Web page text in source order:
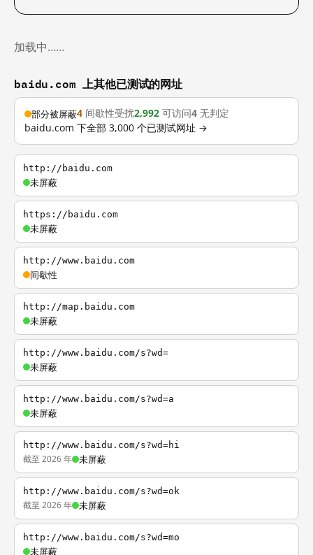
加载中……
baidu.com 上其他已测试的网址
部分被屏蔽4 间歇性受扰2,992 可访问4 无判定
baidu.com 下全部 3,000 个已测试网址 →
http://baidu.com
未屏蔽
https://baidu.com
未屏蔽
http://www.baidu.com
间歇性
http://map.baidu.com
未屏蔽
http://www.baidu.com/s?wd=
未屏蔽
http://www.baidu.com/s?wd=a
未屏蔽
http://www.baidu.com/s?wd=hi
截至 2026 年 未屏蔽
http://www.baidu.com/s?wd=ok
截至 2026 年 未屏蔽
http://www.baidu.com/s?wd=mo
未屏蔽